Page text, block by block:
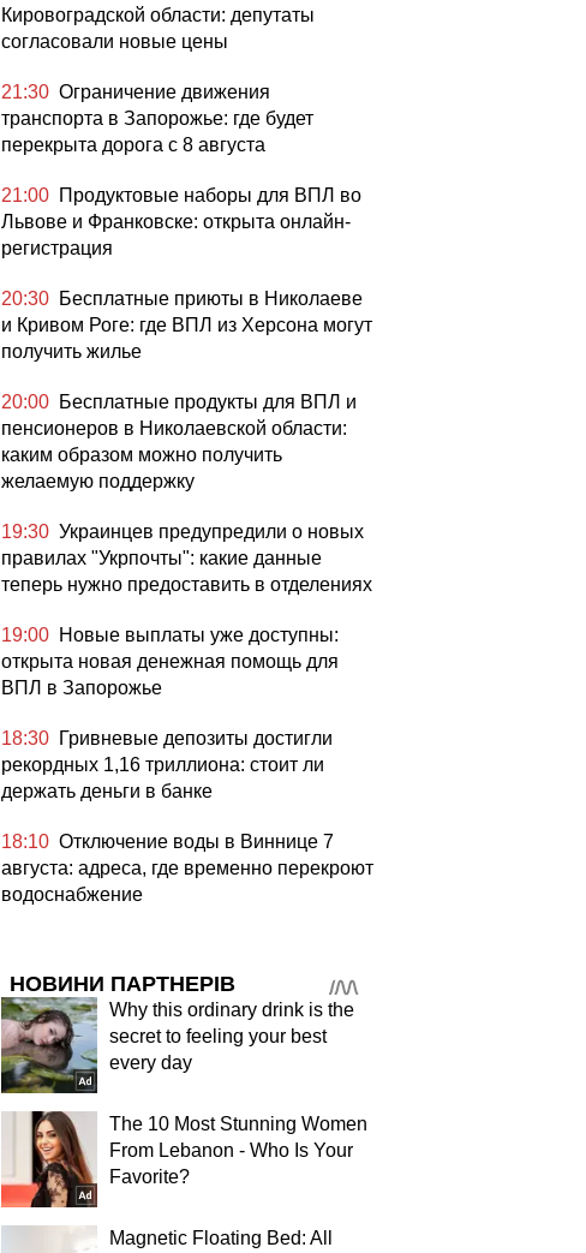
Кировоградской области: депутаты
согласовали новые цены
21:30 Ограничение движения
транспорта в Запорожье: где будет
перекрыта дорога с 8 августа
21:00 Продуктовые наборы для ВПЛ во
Львове и Франковске: открыта онлайн-
регистрация
20:30 Бесплатные приюты в Николаеве
и Кривом Роге: где ВПЛ из Херсона могут
получить жилье
20:00 Бесплатные продукты для ВПЛ и
пенсионеров в Николаевской области:
каким образом можно получить
желаемую поддержку
19:30 Украинцев предупредили о новых
правилах "Укрпочты": какие данные
теперь нужно предоставить в отделениях
19:00 Новые выплаты уже доступны:
открыта новая денежная помощь для
ВПЛ в Запорожье
18:30 Гривневые депозиты достигли
рекордных 1,16 триллиона: стоит ли
держать деньги в банке
18:10 Отключение воды в Виннице 7
августа: адреса, где временно перекроют
водоснабжение
НОВИНИ ПАРТНЕРІВ
Why this ordinary drink is the
secret to feeling your best
every day
The 10 Most Stunning Women
From Lebanon - Who Is Your
Favorite?
Magnetic Floating Bed: All